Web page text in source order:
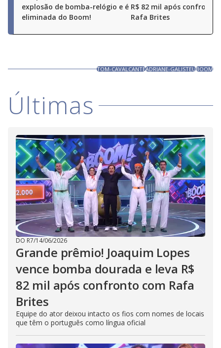
explosão de bomba-relógio e é
eliminada do Boom!
R$ 82 mil após confronto
Rafa Brites
TOM-CAVALCANTEADRIANE-GALISTEUBOOM
Últimas
DO R7/14/06/2026
Grande prêmio! Joaquim Lopes
vence bomba dourada e leva R$
82 mil após confronto com Rafa
Brites
Equipe do ator deixou intacto os fios com nomes de locais
que têm o português como língua oficial